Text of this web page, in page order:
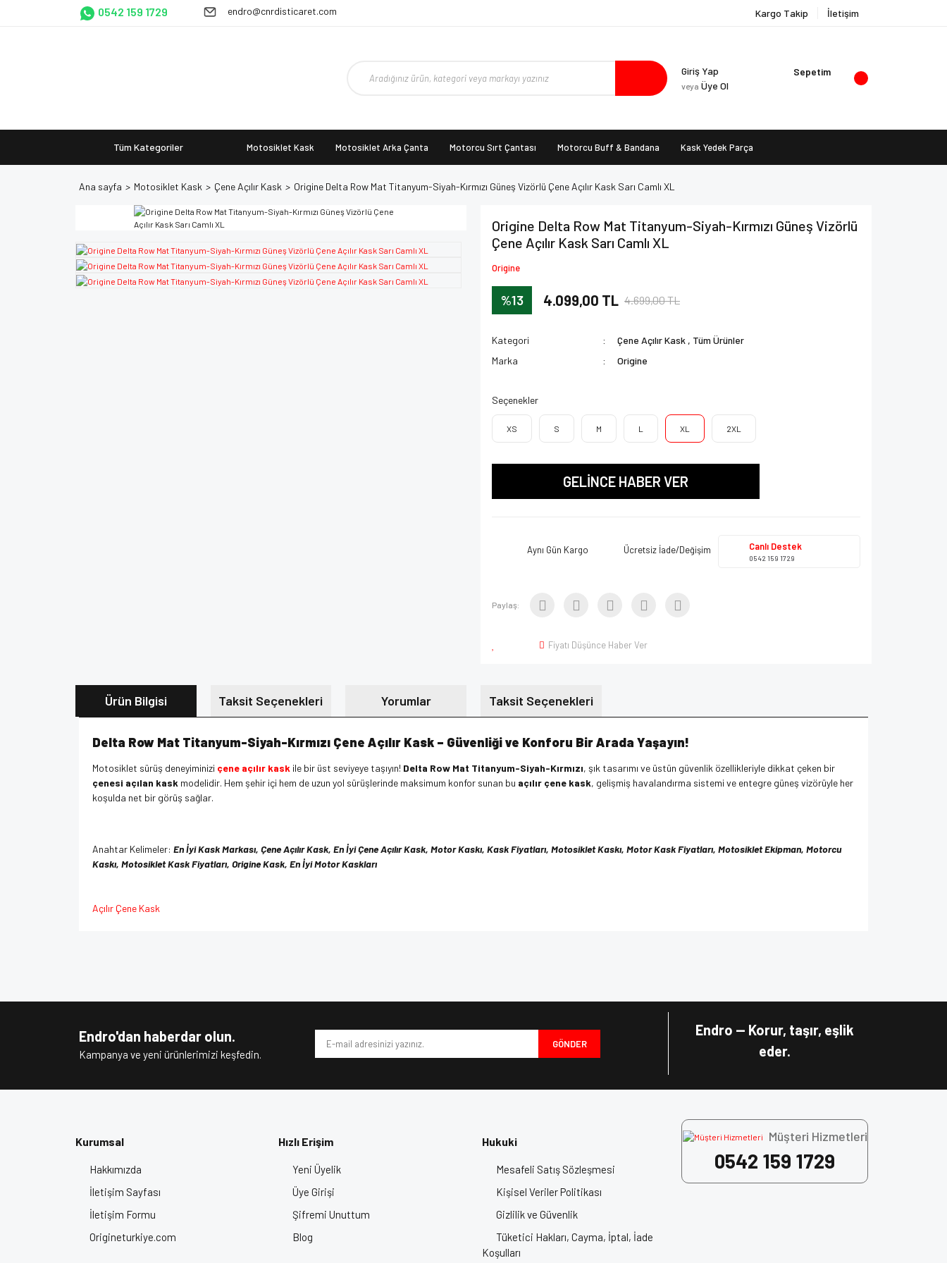
0542 159 1729 endro@cnrdisticaret.com Kargo Takip İletişim
Giriş Yap
veya Üye Ol
Sepetim
Tüm Kategoriler Motosiklet Kask Motosiklet Arka Çanta Motorcu Sırt Çantası Motorcu Buff & Bandana Kask Yedek Parça
Ana sayfa Motosiklet Kask Çene Açılır Kask Origine Delta Row Mat Titanyum-Siyah-Kırmızı Güneş Vizörlü Çene Açılır Kask Sarı Camlı XL
Origine Delta Row Mat Titanyum-Siyah-Kırmızı Güneş Vizörlü
Çene Açılır Kask Sarı Camlı XL
Origine
%13 4.099,00 TL 4.699,00 TL
Kategori Çene Açılır Kask , Tüm Ürünler
Marka
Origine
Seçenekler
XS S M L XL 2XL
GELİNCE HABER VER
Aynı Gün Kargo Ücretsiz İade/Değişim Canlı Destek
0542 159 1729
Paylaş:
Fiyatı Düşünce Haber Ver
Ürün Bilgisi Taksit Seçenekleri Yorumlar Taksit Seçenekleri
Delta Row Mat Titanyum-Siyah-Kırmızı Çene Açılır Kask – Güvenliği ve Konforu Bir Arada Yaşayın!
Motosiklet sürüş deneyiminizi çene açılır kask ile bir üst seviyeye taşıyın! Delta Row Mat Titanyum-Siyah-Kırmızı, şık tasarımı ve üstün güvenlik özellikleriyle dikkat çeken bir
çenesi açılan kask modelidir. Hem şehir içi hem de uzun yol sürüşlerinde maksimum konfor sunan bu açılır çene kask, gelişmiş havalandırma sistemi ve entegre güneş vizörüyle her
koşulda net bir görüş sağlar.
Anahtar Kelimeler: En İyi Kask Markası, Çene Açılır Kask, En İyi Çene Açılır Kask, Motor Kaskı, Kask Fiyatları, Motosiklet Kaskı, Motor Kask Fiyatları, Motosiklet Ekipman, Motorcu
Kaskı, Motosiklet Kask Fiyatları, Origine Kask, En İyi Motor Kaskları
Açılır Çene Kask
Ürün resmi kalitesiz, bozuk veya görüntülenemiyor.
Ürün bilgilerinde hatalar bulunuyor.
Bu ürüne benzer farklı alternatifler olmalı.
Endro'dan haberdar olun.
Kampanya ve yeni ürünlerimizi keşfedin.
GÖNDER
Endro — Korur, taşır, eşlik
eder.
Kurumsal
Hakkımızda
İletişim Sayfası
İletişim Formu
Origineturkiye.com
Hızlı Erişim
Yeni Üyelik
Üye Girişi
Şifremi Unuttum
Blog
Hukuki
Mesafeli Satış Sözleşmesi
Kişisel Veriler Politikası
Gizlilik ve Güvenlik
Tüketici Hakları, Cayma, İptal, İade
Koşulları
Müşteri Hizmetleri
0542 159 1729